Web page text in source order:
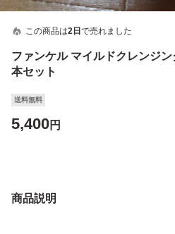
この商品は2日 で売れました
ファンケル マイルドクレンジ
本セット
送料無料
5,400円
商品説明